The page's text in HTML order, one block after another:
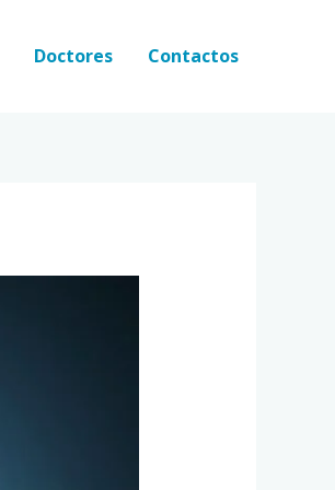
Doctores Contactos